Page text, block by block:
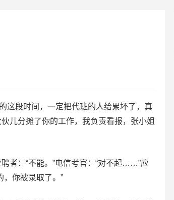
这段时间，一定把代班的人给累坏了，真
儿分摊了你的工作，我负责看报，张小姐
者：“不能。”电信考官：“对不起……”应
，你被录取了。”